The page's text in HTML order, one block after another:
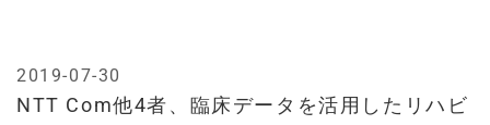
NTT Com他4者、臨床データを活用したリハビ
2019-07-30